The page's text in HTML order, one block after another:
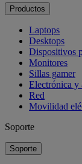
Productos
Laptops
Desktops
Dispositivos
Monitores
Sillas gamer
Electrónica y
Red
Movilidad
Soporte
Soporte